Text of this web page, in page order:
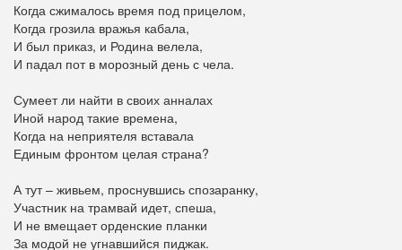
Когда сжималось время под прицелом,
Когда грозила вражья кабала,
И был приказ, и Родина велела,
И падал пот в морозный день с чела.
Сумеет ли найти в своих анналах
Иной народ такие времена,
Когда на неприятеля вставала
Единым фронтом целая страна?
А тут – живьем, проснувшись спозаранку,
Участник на трамвай идет, спеша,
И не вмещает орденские планки
За модой не угнавшийся пиджак.